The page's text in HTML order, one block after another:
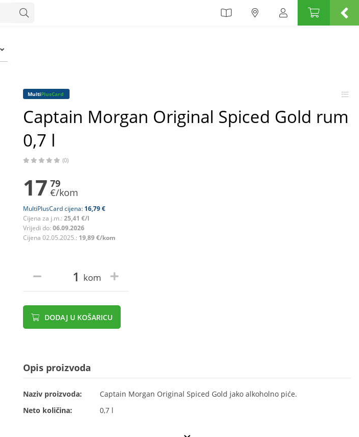
MultiPlusCard
Captain Morgan Original Spiced Gold rum
0,7 l
(0)
17 79
€/kom
MultiPlusCard cijena: 16,79 €
Cijena za j.m.: 25,41 €/l
Vrijedi do: 06.09.2026
Cijena 02.05.2025.: 19,89 €/kom
kom
DODAJ U KOŠARICU
Opis proizvoda
Naziv proizvoda:
Captain Morgan Original Spiced Gold jako alkoholno piće.
Neto količina:
0,7 l